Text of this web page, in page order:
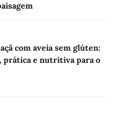
com aveia sem glúten:
prática e nutritiva para o